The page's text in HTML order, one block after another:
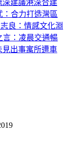
深建議港深合建
：合力打造灣區
良：情感文化淵
言：凌晨交通暢
見出事寓所遭車